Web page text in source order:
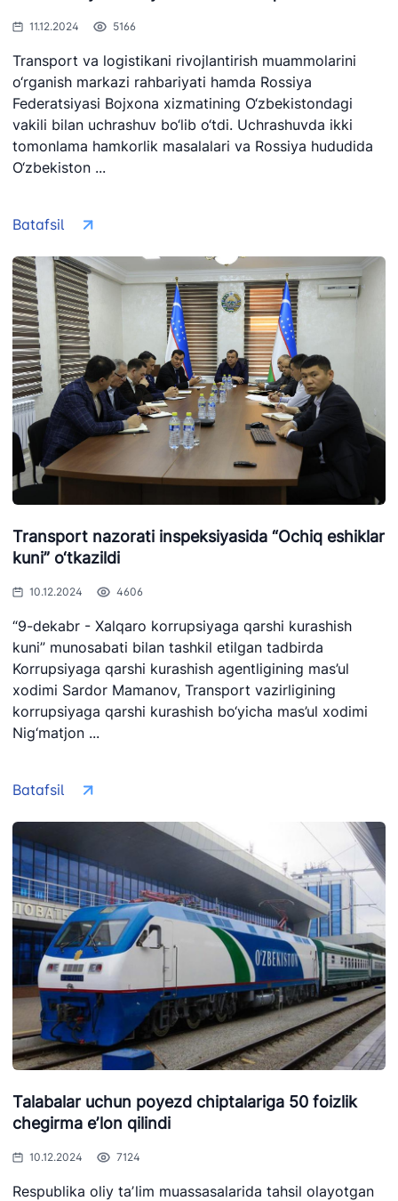
"Toshshahartransxizmat"
AJ
Ishonch telefon
raqami
"O'zavtovokzal
servis" MCHJ
Ishonch telefon
raqami
87-02
Avtomobil
yo'llari
qo'mitasi
Ishonch telefon
+998 (71) 207-
67-68
034
11.12.2024 5166
Transport va logistikani rivojlantirish muammolarini
o‘rganish markazi rahbariyati hamda Rossiya
Federatsiyasi Bojxona xizmatining O‘zbekistondagi
vakili bilan uchrashuv bo‘lib o‘tdi. Uchrashuvda ikki
tomonlama hamkorlik masalalari va Rossiya hududida
O‘zbekiston ...
Batafsil
Transport nazorati inspeksiyasida “Ochiq eshiklar
kuni” o‘tkazildi
10.12.2024 4606
“9-dekabr - Xalqaro korrupsiyaga qarshi kurashish
kuni” munosabati bilan tashkil etilgan tadbirda
Korrupsiyaga qarshi kurashish agentligining mas’ul
xodimi Sardor Mamanov, Transport vazirligining
korrupsiyaga qarshi kurashish bo‘yicha mas’ul xodimi
Nig‘matjon ...
Batafsil
Talabalar uchun poyezd chiptalariga 50 foizlik
chegirma eʼlon qilindi
10.12.2024 7124
Respublika oliy taʼlim muassasalarida tahsil olayotgan